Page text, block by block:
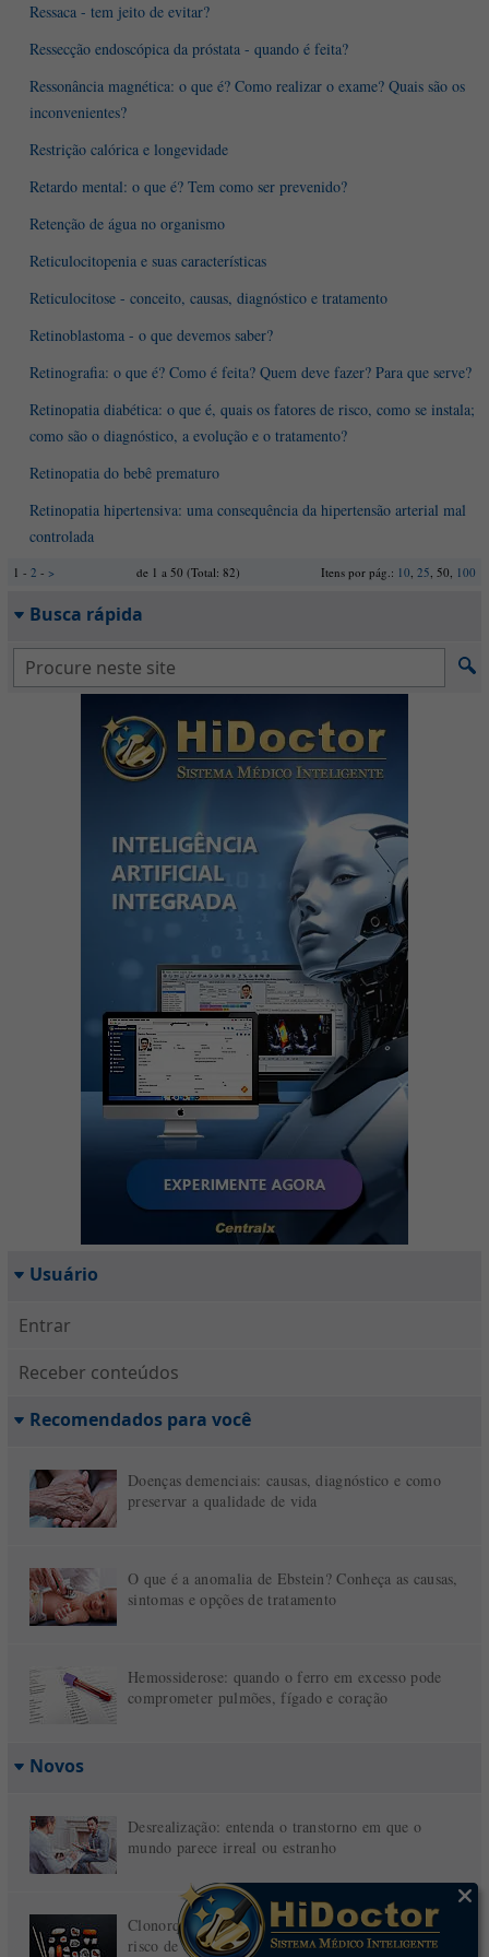
Ressaca - tem jeito de evitar?
Ressecção endoscópica da próstata - quando é feita?
Ressonância magnética: o que é? Como realizar o exame? Quais são os
inconvenientes?
Restrição calórica e longevidade
Retardo mental: o que é? Tem como ser prevenido?
Retenção de água no organismo
Reticulocitopenia e suas características
Reticulocitose - conceito, causas, diagnóstico e tratamento
Retinoblastoma - o que devemos saber?
Retinografia: o que é? Como é feita? Quem deve fazer? Para que serve?
Retinopatia diabética: o que é, quais os fatores de risco, como se instala;
como são o diagnóstico, a evolução e o tratamento?
Retinopatia do bebê prematuro
Retinopatia hipertensiva: uma consequência da hipertensão arterial mal
controlada
Itens por pág.: 10, 25, 50, 100
1 - 2 - > de 1 a 50 (Total: 82)
Busca rápida
Usuário
Entrar
Receber conteúdos
Recomendados para você
Doenças demenciais: causas, diagnóstico e como
preservar a qualidade de vida
O que é a anomalia de Ebstein? Conheça as causas,
sintomas e opções de tratamento
Hemossiderose: quando o ferro em excesso pode
comprometer pulmões, fígado e coração
Novos
Desrealização: entenda o transtorno em que o
mundo parece irreal ou estranho
Clonorquíase: sintomas, diagnóstico, tratamento e
risco de câncer das vias biliares